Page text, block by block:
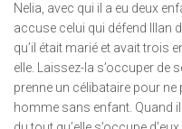
Nelia, avec qui il a eu deux
accuse celui qui défend Illan
qu’il était marié et avait trois
elle. Laissez-la s’occuper de
prenne un célibataire pour ne
homme sans enfant. Quand